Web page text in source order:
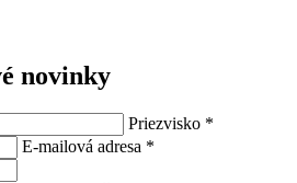
novinky
Priezvisko *
E-mailová adresa *